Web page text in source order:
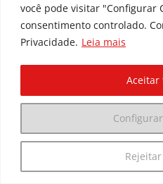
você pode visitar "Configurar
consentimento controlado.
Privacidade. Leia mais
Aceitar
Todos os Direitos
Amigos do
Av. Agostinho Leão Jr,
110,
(41) 3091-1000 |
CNPJ: